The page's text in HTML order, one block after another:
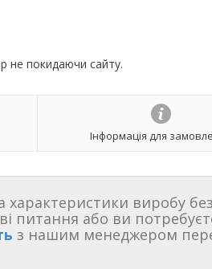
не покидаючи сайту.
Інформація для
виробу без
питання або ви
з нашим менеджером